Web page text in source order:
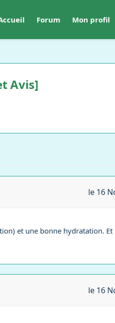
Forum Mon profil
Avis]
le 16
et une bonne hydratation. Et
le 16